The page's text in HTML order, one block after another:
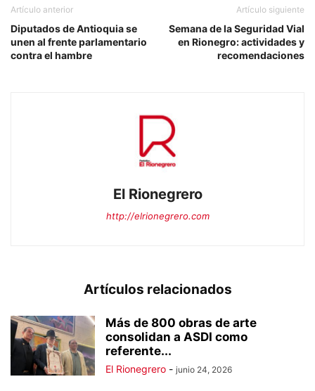
Artículo anterior
Diputados de Antioquia se
unen al frente parlamentario
contra el hambre
Artículo siguiente
Semana de la Seguridad Vial
en Rionegro: actividades y
recomendaciones
El Rionegrero
http://elrionegrero.com
Artículos relacionados
Más de 800 obras de arte
consolidan a ASDI como
referente...
El Rionegrero - junio 24, 2026